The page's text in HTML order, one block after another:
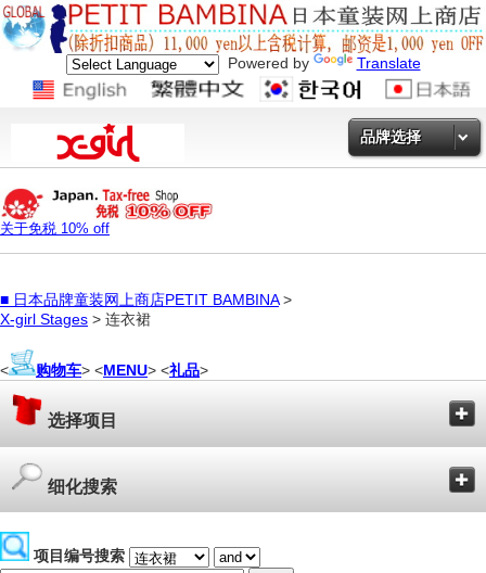
Powered by Translate
品牌选择
关于免税 10% off
■ 日本品牌童装网上商店PETIT BAMBINA>
X-girl Stages > 连衣裙
< 购物车> <MENU> <礼品>
选择项目
细化搜索
项目编号搜索